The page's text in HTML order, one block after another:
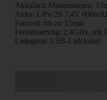
Akkufach Abmessungen:
Akku: LiPo 2S 7,4V
Fahrzeit: bis zu 15min
Fernsteuerung: 2,4GHz, mit
Ladegerät: USB-Ladekabel